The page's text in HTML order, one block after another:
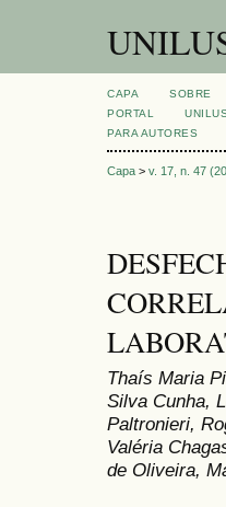
CAPA SOBRE
PORTAL
UNILUS
PARA AUTORES
Capa > v. 17, n. 47
Thaís Maria
Silva Cunha,
Paltronieri,
Valéria
de Oliveira,